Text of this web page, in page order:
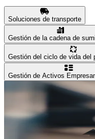
Soluciones de transporte
Gestión de la cadena de
Gestión del ciclo de vida del
Gestión de Activos